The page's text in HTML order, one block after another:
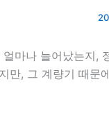
마나 늘어났는지,
만, 그 계량기 때문